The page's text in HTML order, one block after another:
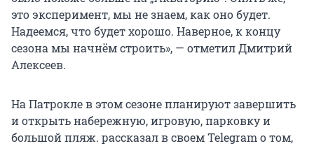
это эксперимент, мы не знаем, как оно будет.
Надеемся, что будет хорошо. Наверное, к концу
сезона мы начнём строить», — отметил Дмитрий
Алексеев.
На Патрокле в этом сезоне планируют завершить
и открыть набережную, игровую, парковку и
большой пляж. рассказал в своем Telegram о том,